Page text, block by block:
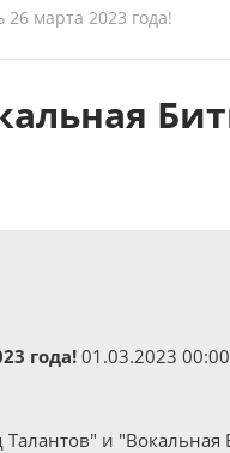
марта 2023 года!
года! 01.03.2023 00:00
и "Вокальная